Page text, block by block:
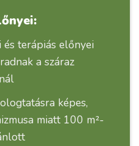
terápiás előnyei
a száraz
képes,
miatt 100 m²-